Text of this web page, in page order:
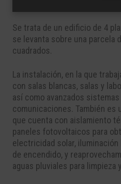
Se trata de un edificio de 4
se levanta sobre una parcela
cuadrados.
La instalación, en la que
con salas blancas, salas y
así como avanzados
comunicaciones. También es
que cuenta con aislamiento
paneles fotovoltaicos para
electricidad solar,
de encendido, y
aguas pluviales para limpieza